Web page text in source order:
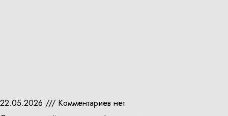
22.05.2026
Комментариев нет